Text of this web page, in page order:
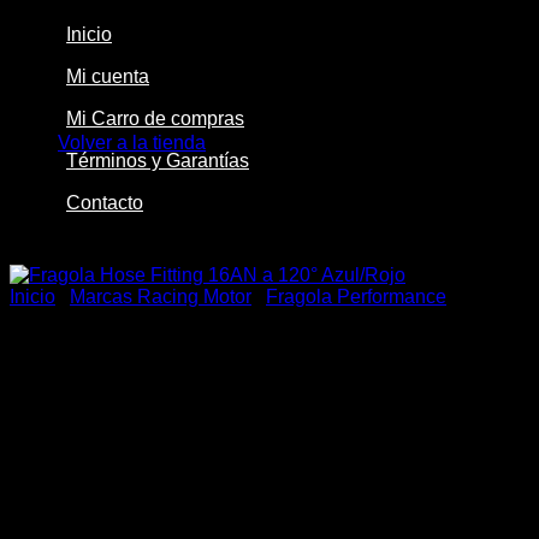
Volver a la tienda
Inicio
Mi cuenta
Mi Carro de compras
Términos y Garantías
Contacto
Inicio Marcas Racing Motor Fragola Performance